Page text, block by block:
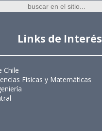
Links de Interés
Chile
Físicas y Matemáticas